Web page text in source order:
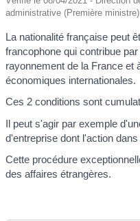
administrative (Première ministre)
La nationalité française peut
francophone qui contribue
rayonnement de la France et
économiques internationales.
Ces 2 conditions sont
Il peut s'agir par exemple
d'entreprise dont l'action
Cette procédure
des affaires étrangères.